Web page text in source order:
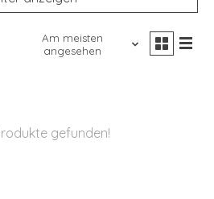
Am meisten
angesehen
gefunden!